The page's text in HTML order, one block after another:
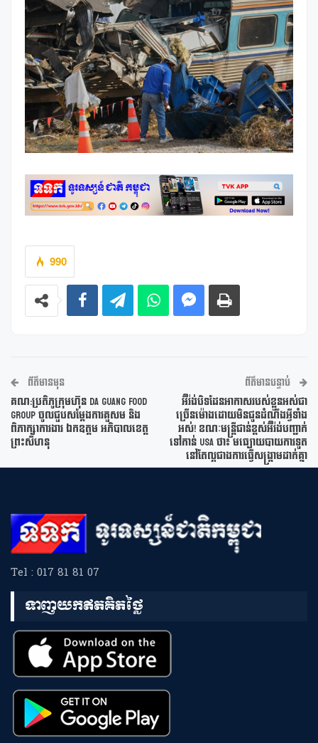
990
ព័ត៌មានមុន
គណ:ប្រតិភូក្រុមហ៊ុន Da Guang Food
Group ចូលជួបសម្តែងការគួសម និង
ពិភាក្សាការងារ ឯកឧត្តម អភិបាលខេត្ត
ព្រះសីហនុ
ព័ត៌មានបន្ទាប់
អ៊ីរ៉ង់បិទដែនអាកាសរបស់ខ្លួនអស់ជា
ច្រើនម៉ោងដោយមិនជូនដំណឹងអ្វីទាំង
អស់! ខណៈមន្រ្តីជាន់ខ្ពស់អ៊ីរ៉ង់បញ្ជាក់
ទៅកាន់ USA ថា៖ មធ្យោយបាយការទូត
នៅតែល្អជាងការធ្វើសង្គ្រាមដាក់គ្នា
Tel : 017 81 81 07
ទាញយកឥតគិតថ្លៃ